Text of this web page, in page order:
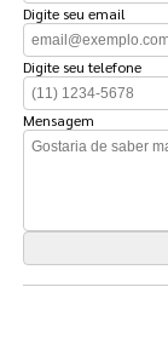
Digite seu email
Digite seu telefone
Mensagem